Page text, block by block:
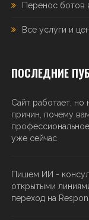
Перенос ботов
Все услуги и
ПОСЛЕДНИЕ
Сайт работает, но
причин, почему
уже сейчас
Пишем ИИ -
открытыми
переход на